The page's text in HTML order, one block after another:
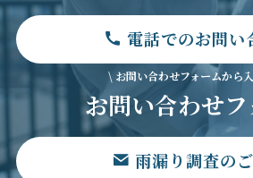
電話でのお問い
\ お問い合わせフォームから
お問い合わせフ
雨漏り調査の